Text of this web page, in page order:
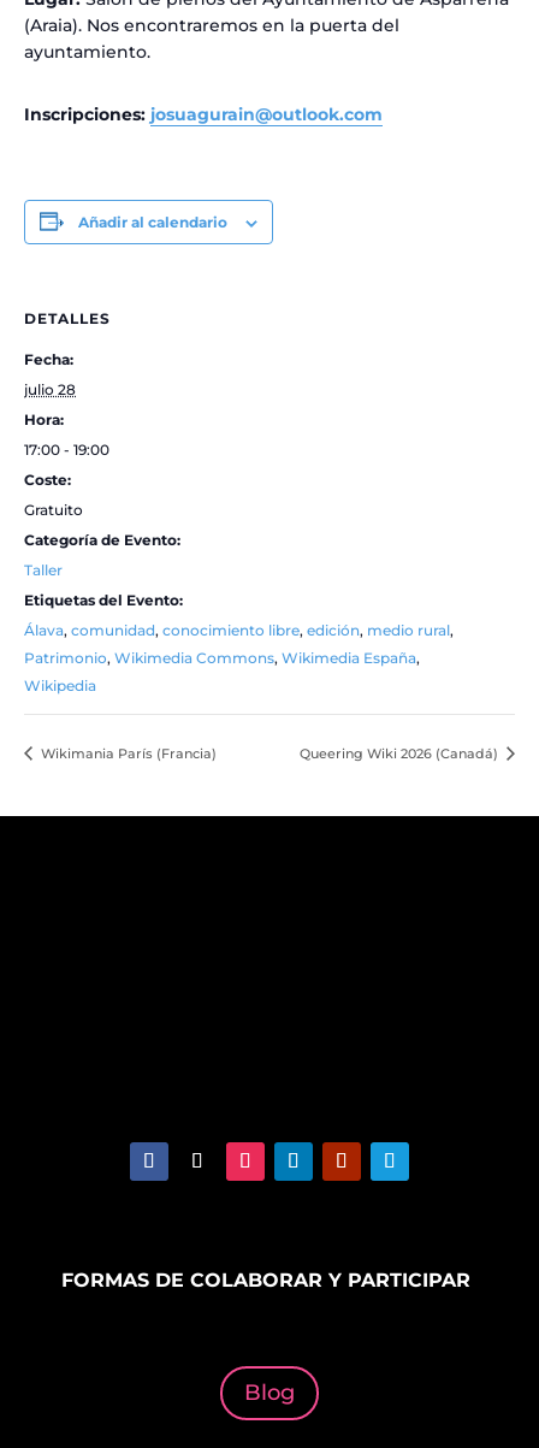
(Araia). Nos encontraremos en la puerta del
ayuntamiento.
Inscripciones: josuagurain@outlook.com
Añadir al calendario
DETALLES
Fecha:
julio 28
Hora:
17:00 - 19:00
Coste:
Gratuito
Categoría de Evento:
Taller
Etiquetas del Evento:
Álava, comunidad, conocimiento libre, edición, medio rural,
Patrimonio, Wikimedia Commons, Wikimedia España,
Wikipedia
Wikimania París (Francia) Queering Wiki 2026 (Canadá)
FORMAS DE COLABORAR Y PARTICIPAR
Blog